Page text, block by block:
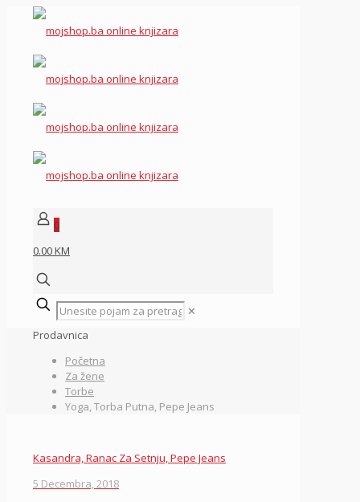
0
0.00 KM
✕
Prodavnica
Početna
Za žene
Torbe
Yoga, Torba Putna, Pepe Jeans
Kasandra, Ranac Za Setnju, Pepe Jeans
5 Decembra, 2018